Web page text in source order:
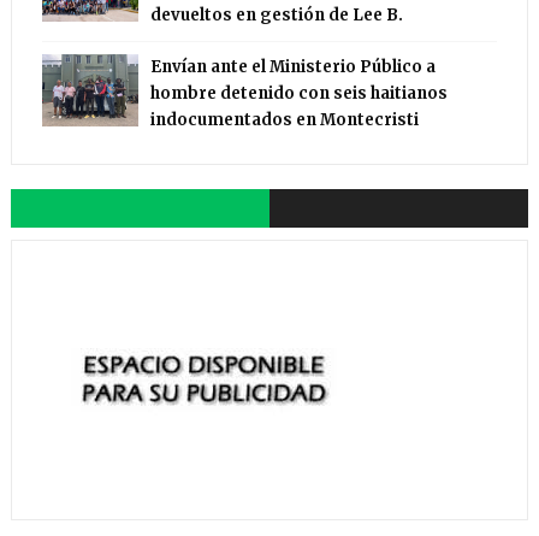
devueltos en gestión de Lee B.
Envían ante el Ministerio Público a
hombre detenido con seis haitianos
indocumentados en Montecristi